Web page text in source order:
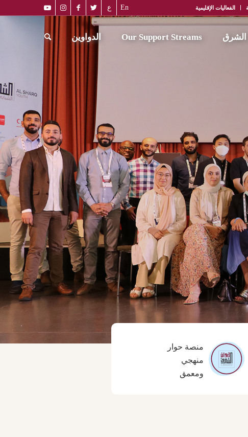
En ع الفعاليات الإقليمية
الشرق Our Support Streams الدواوين
منصة حوار
منهجي
ومعمق